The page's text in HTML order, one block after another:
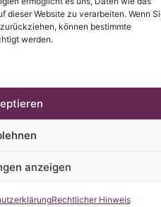
dieser Website zu verarbeiten. Wenn
können bestimmte
werden.
anzeigen
Rechtlicher Hinweis
de Barcelona stellt die
allen Nutzern der Webseite ein
zu ermöglichen.
Sie uns